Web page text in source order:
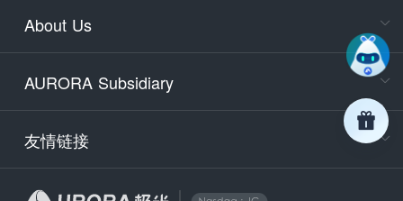
About Us
AURORA Subsidiary
友情链接
days)
9:30-
Email